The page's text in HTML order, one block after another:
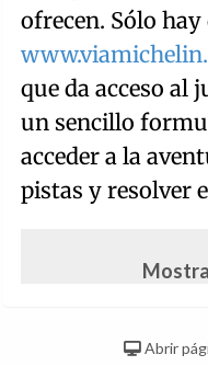
ofrecen. Sólo
que da acceso al
un sencillo
acceder a la
pistas y resolver
Abrir